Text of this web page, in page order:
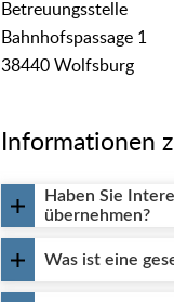
Betreuungsstelle
Bahnhofspassage 1
38440 Wolfsburg
Informationen
Haben Sie
übernehmen?
Was ist eine